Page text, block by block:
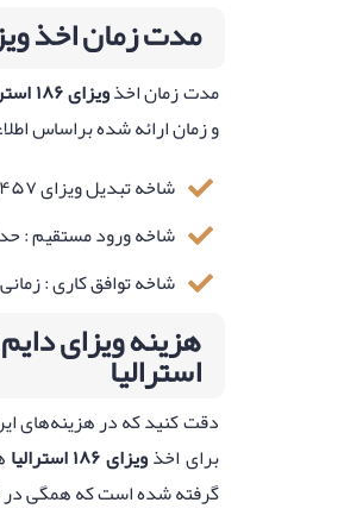
مدت زمان اخذ ویزای
مدت زمان اخذویزای ۱۸۶ استرالیا
و زمان ارائه شده براساس
شاخه تبدیل ویزای ۴۵۷ به ویزای ۱۸۶ : معمولاً تا ۱۳ ماه
شاخه ورود مستقیم : حداکثر
شاخه توافق کاری :
استرالیا
دقت کنید که در هزینه‌های
برای اخذویزای ۱۸۶ استرالیا
گرفته شده است که همگی در ۲ مرحله پرداخت می‌شوند: